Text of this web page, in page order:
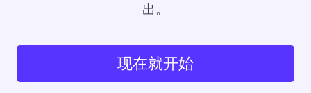
出。
现在就开始